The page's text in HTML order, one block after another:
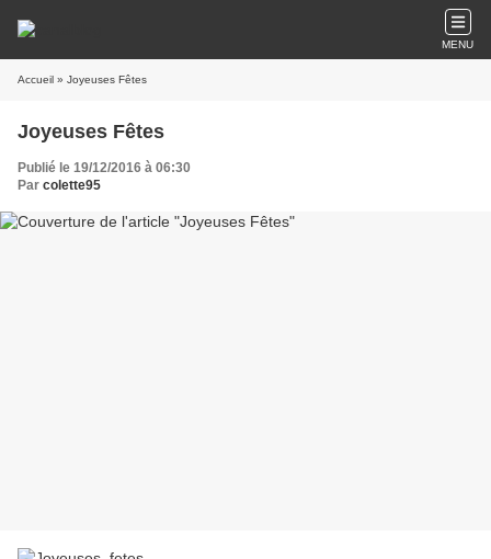
MENU
Accueil » Joyeuses Fêtes
Joyeuses Fêtes
Publié le 19/12/2016 à 06:30
Par colette95